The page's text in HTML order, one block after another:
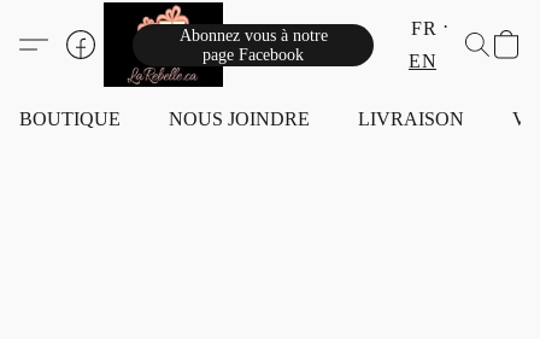
Abonnez vous à notre
page Facebook
FR
EN
BOUTIQUE NOUS JOINDRE LIVRAISON